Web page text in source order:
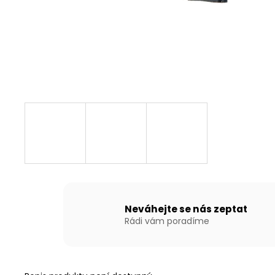
Neváhejte se nás zeptat
Rádi vám poradíme
NAFUKOVACÍ ČLUN WILLIS BOATS RY-